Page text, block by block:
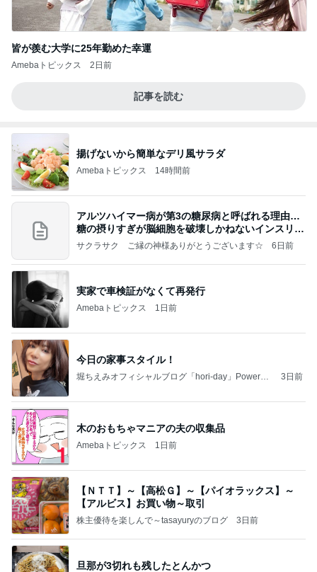
皆が羨む大学に25年勤めた幸運
Amebaトピックス 2日前
記事を読む
揚げないから簡単なデリ風サラダ
Amebaトピックス 14時間前
アルツハイマー病が第3の糖尿病と呼ばれる理由…
糖の摂りすぎが脳細胞を破壊しかねないインスリン
の恐
サクラサク ご縁の神様ありがとうございます☆ 6日前
実家で車検証がなくて再発行
Amebaトピックス 1日前
今日の家事スタイル！
堀ちえみオフィシャルブログ「hori-day」Powered
3日前
木のおもちゃマニアの夫の収集品
Amebaトピックス 1日前
【ＮＴＴ】～【高松Ｇ】～【パイオラックス】～
【アルビス】お買い物～取引
株主優待を楽しんで～tasayuryのブログ 3日前
旦那が3切れも残したとんかつ